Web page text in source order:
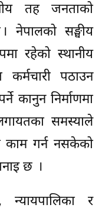
तह जनताको
नेपालको सङ्घीय
रहेको स्थानीय
कर्मचारी पठाउन
कानुन निर्माणमा
समस्याले
काम गर्न नसकेको
छ ।
न्यायपालिका र